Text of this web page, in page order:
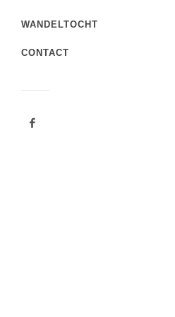
WANDELTOCHT
CONTACT